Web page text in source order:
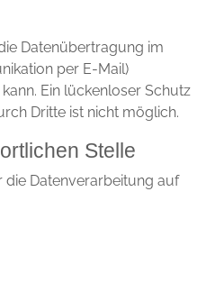
Datenübertragung im
per E-Mail)
Ein lückenloser Schutz
Dritte ist nicht möglich.
Stelle
die Datenverarbeitung auf